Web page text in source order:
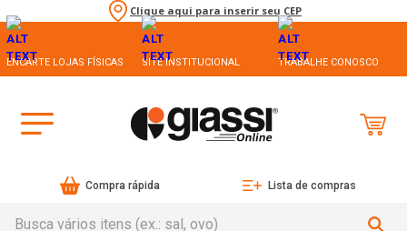
Clique aqui para inserir seu CEP
ENCARTE LOJAS FÍSICAS SITE INSTITUCIONAL TRABALHE CONOSCO
Compra rápida Lista de compras